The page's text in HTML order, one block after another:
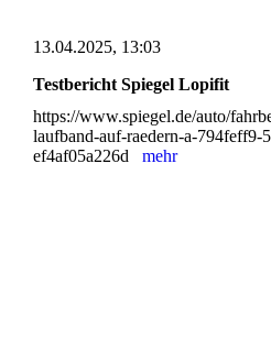
13.04.2025, 13:03
Testbericht Spiegel Lopifit
https://www.spiegel.de/auto/
laufband-auf-raedern-a-794feff9-
ef4af05a226d mehr